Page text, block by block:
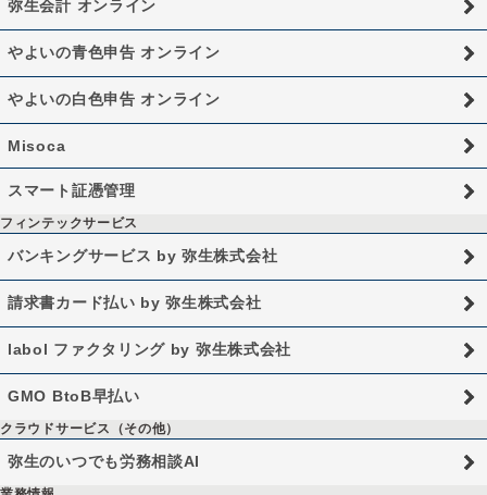
弥生会計 オンライン
やよいの青色申告 オンライン
やよいの白色申告 オンライン
Misoca
スマート証憑管理
フィンテックサービス
バンキングサービス by 弥生株式会社
請求書カード払い by 弥生株式会社
labol ファクタリング by 弥生株式会社
GMO BtoB早払い
クラウドサービス（その他）
弥生のいつでも労務相談AI